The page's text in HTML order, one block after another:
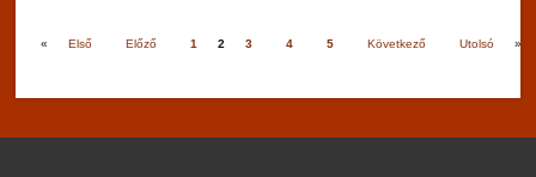
« Első Előző 1 2 3 4 5 Következő Utolsó »